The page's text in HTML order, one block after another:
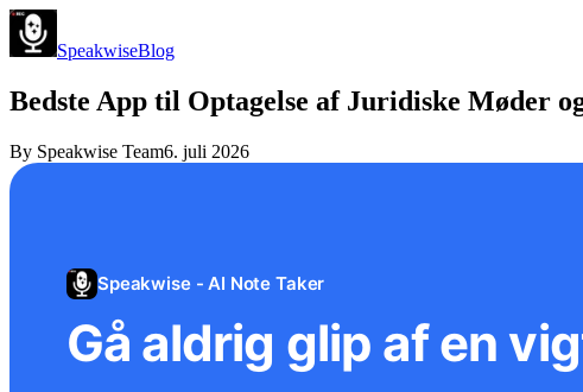
SpeakwiseBlog
Bedste App til Optagelse af Juridiske Møder
By Speakwise Team6. juli 2026
Speakwise - AI Note Taker
Gå aldrig glip af en